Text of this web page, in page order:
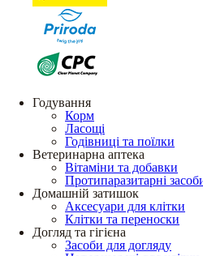
Годування
Корм
Ласощі
Годівниці та поїлки
Ветеринарна аптека
Вітаміни та добавки
Протипаразитарні
Домашній затишок
Аксесуари для клітки
Клітки та переноски
Догляд та гігієна
Засоби для догляду